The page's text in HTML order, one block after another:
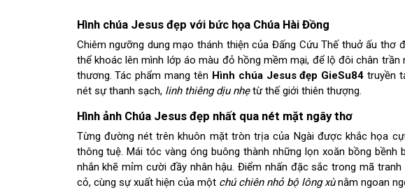
Hình chúa Jesus đẹp với bức họa Chúa Hài Đồng
Chiêm ngưỡng dung mạo thánh thiện của Đấng Cứu Thế thuở ấu thơ
thể khoác lên mình lớp áo màu đỏ hồng mềm mại, để lộ đôi chân
thương. Tác phẩm mang tên Hình chúa Jesus đẹp GieSu84 truyền
nét sự thanh sạch, linh thiêng dịu nhẹtừ thế giới thiên thượng.
Hình ảnh Chúa Jesus đẹp nhất qua nét mặt ngây thơ
Từng đường nét trên khuôn mặt tròn trịa của Ngài được khắc họa
thông tuệ. Mái tóc vàng óng buông thành những lọn xoăn bồng
nhắn khẽ mỉm cười đầy nhân hậu. Điểm nhấn đặc sắc trong mã tranh
cỏ, cùng sự xuất hiện của một chú chiên nhỏ bộ lông xùnằm ngoan